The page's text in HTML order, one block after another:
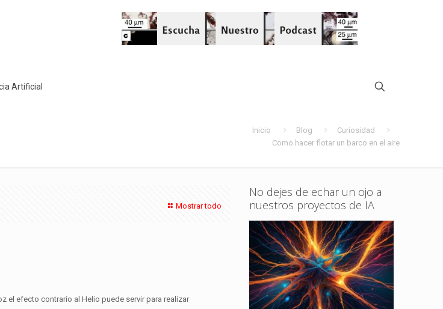
Artificial
Inicio Blog
Curiosidad
Como hacer flotar un barco en el aire
Mostrar todo
el efecto contrario al Helio puede servir para realizar
No dejes de echar un ojo a
nuestros proyectos de IA